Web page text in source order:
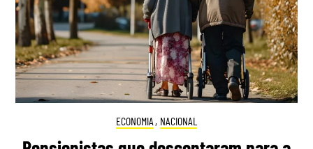
ECONOMIA , NACIONAL